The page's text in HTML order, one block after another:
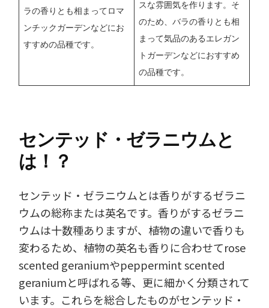
ラの香りとも相まってロマ
ンチックガーデンなどにお
すすめの品種です。
スな雰囲気を作ります。そ
のため、バラの香りとも相
まって気品のあるエレガン
トガーデンなどにおすすめ
の品種です。
センテッド・ゼラニウムと
は！？
センテッド・ゼラニウムとは香りがするゼラニ
ウムの総称または英名です。香りがするゼラニ
ウムは十数種ありますが、植物の違いで香りも
変わるため、植物の英名も香りに合わせてrose
scented geraniumやpeppermint scented
geraniumと呼ばれる等、更に細かく分類されて
います。これらを総合したものがセンテッド・